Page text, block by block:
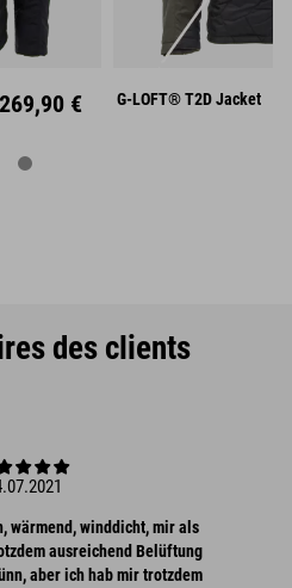
L
269,90 € XL
G-LOFT® T2D Jacket
des clients
wärmend, winddicht, mir als
ausreichend Belüftung
aber ich hab mir trotzdem